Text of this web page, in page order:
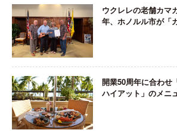
ウクレレの老舗カマ
年、ホノルル市が「
開業50周年に合わせ
ハイアット」のメニ